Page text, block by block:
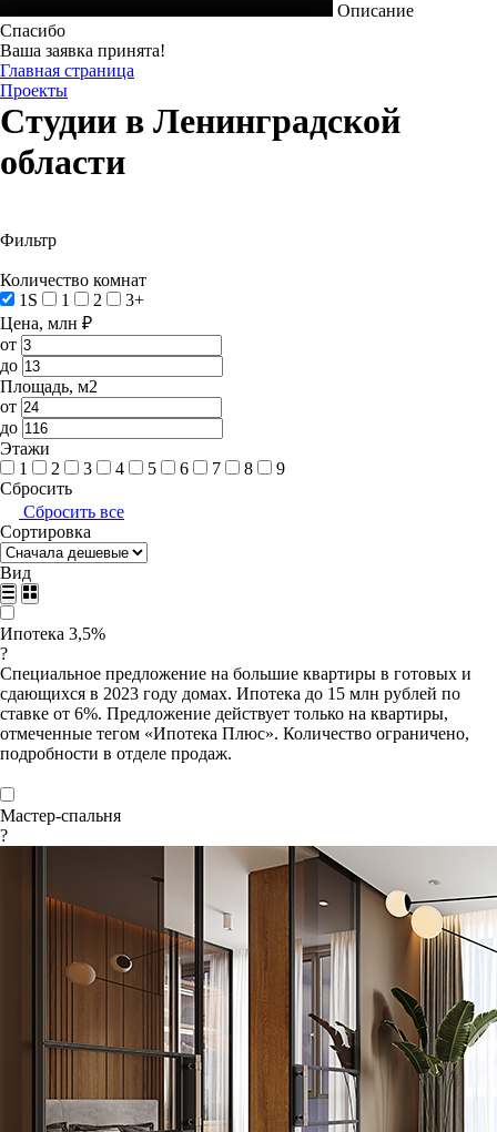
Описание
Спасибо
Ваша заявка принята!
Главная страница
Проекты
Студии в Ленинградской
области
Фильтр
Количество комнат
1S
1 2
3+
Цена, млн ₽
от
до
Площадь, м2
от
до
Этажи
1
2 3 4 5 6 7 8
9
Сбросить
Сбросить все
Сортировка
Вид
Ипотека 3,5%
?
Специальное предложение на большие квартиры в готовых и
сдающихся в 2023 году домах. Ипотека до 15 млн рублей по
ставке от 6%. Предложение действует только на квартиры,
отмеченные тегом «Ипотека Плюс». Количество ограничено,
подробности в отделе продаж.
Мастер-спальня
?